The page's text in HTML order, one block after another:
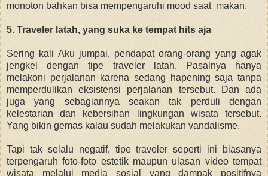
monoton bahkan bisa mempengaruhi mood saat makan.
5. Traveler latah, yang suka ke tempat hits aja
Sering kali Aku jumpai, pendapat orang-orang yang agak
jengkel dengan tipe traveler latah. Pasalnya hanya
melakoni perjalanan karena sedang hapening saja tanpa
memperdulikan eksistensi perjalanan tersebut. Dan ada
juga yang sebagiannya seakan tak perduli dengan
kelestarian dan kebersihan lingkungan wisata tersebut.
Yang bikin gemas kalau sudah melakukan vandalisme.
Tapi tak selalu negatif, tipe traveler seperti ini biasanya
terpengaruh foto-foto estetik maupun ulasan video tempat
wisata melalui media sosial yang dampak positifnya